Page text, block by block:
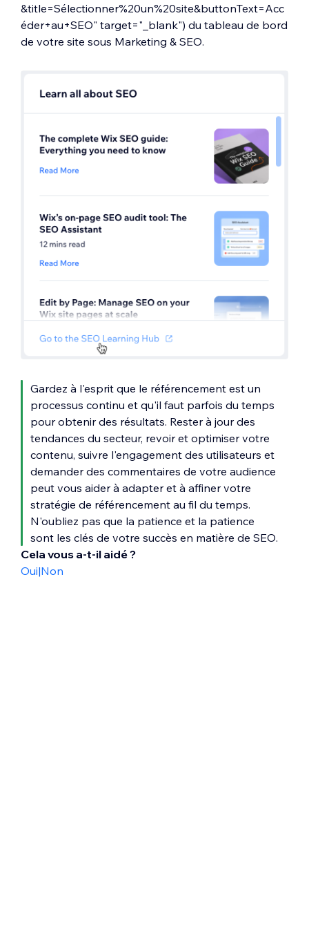
&title=Sélectionner%20un%20site&buttonText=Acc
éder+au+SEO" target="_blank") du tableau de bord
de votre site sous Marketing & SEO.
Gardez à l'esprit que le référencement est un
processus continu et qu'il faut parfois du temps
pour obtenir des résultats. Rester à jour des
tendances du secteur, revoir et optimiser votre
contenu, suivre l'engagement des utilisateurs et
demander des commentaires de votre audience
peut vous aider à adapter et à affiner votre
stratégie de référencement au fil du temps.
N'oubliez pas que la patience et la patience
sont les clés de votre succès en matière de SEO.
Cela vous a-t-il aidé ?
Oui|Non